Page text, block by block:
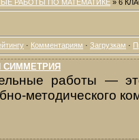
РАБОТЫ ПО МАТЕМАТИКЕ » 6
· Комментариям · Загрузкам ·
СИММЕТРИЯ
работы —
методического